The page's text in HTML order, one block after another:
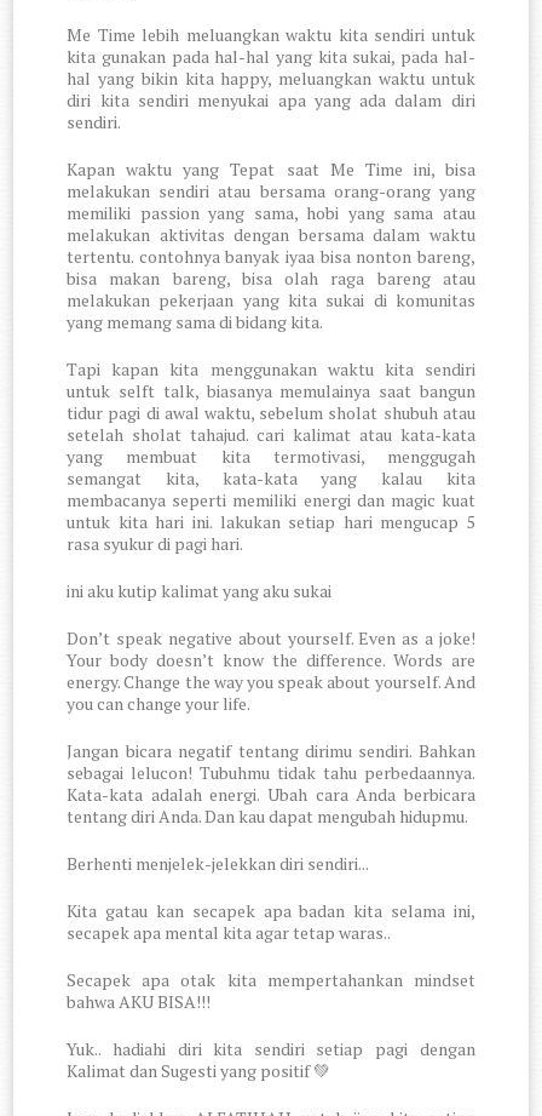
Me Time lebih meluangkan waktu kita sendiri untuk
kita gunakan pada hal-hal yang kita sukai, pada hal-
hal yang bikin kita happy, meluangkan waktu untuk
diri kita sendiri menyukai apa yang ada dalam diri
sendiri.
Kapan waktu yang Tepat saat Me Time ini, bisa
melakukan sendiri atau bersama orang-orang yang
memiliki passion yang sama, hobi yang sama atau
melakukan aktivitas dengan bersama dalam waktu
tertentu. contohnya banyak iyaa bisa nonton bareng,
bisa makan bareng, bisa olah raga bareng atau
melakukan pekerjaan yang kita sukai di komunitas
yang memang sama di bidang kita.
Tapi kapan kita menggunakan waktu kita sendiri
untuk selft talk, biasanya memulainya saat bangun
tidur pagi di awal waktu, sebelum sholat shubuh atau
setelah sholat tahajud. cari kalimat atau kata-kata
yang membuat kita termotivasi, menggugah
semangat kita, kata-kata yang kalau kita
membacanya seperti memiliki energi dan magic kuat
untuk kita hari ini. lakukan setiap hari mengucap 5
rasa syukur di pagi hari.
ini aku kutip kalimat yang aku sukai
Don’t speak negative about yourself. Even as a joke!
Your body doesn’t know the difference. Words are
energy. Change the way you speak about yourself. And
you can change your life.
Jangan bicara negatif tentang dirimu sendiri. Bahkan
sebagai lelucon! Tubuhmu tidak tahu perbedaannya.
Kata-kata adalah energi. Ubah cara Anda berbicara
tentang diri Anda. Dan kau dapat mengubah hidupmu.
Berhenti menjelek-jelekkan diri sendiri...
Kita gatau kan secapek apa badan kita selama ini,
secapek apa mental kita agar tetap waras..
Secapek apa otak kita mempertahankan mindset
bahwa AKU BISA!!!
Yuk.. hadiahi diri kita sendiri setiap pagi dengan
Kalimat dan Sugesti yang positif💚